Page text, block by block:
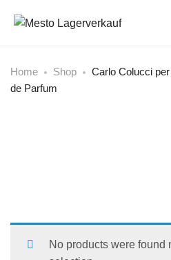
Home Shop
Carlo Colucci
de Parfum
No products were found